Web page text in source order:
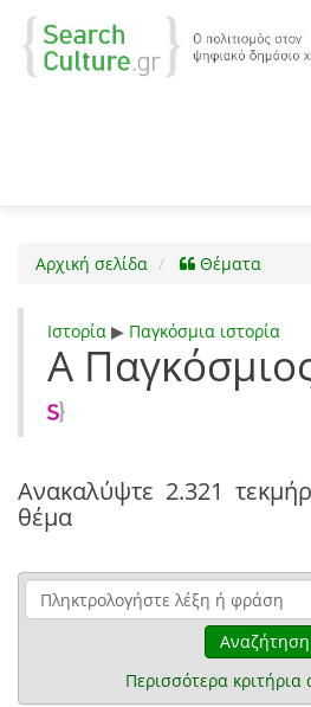
Αρχική σελίδα Θέματα
Ιστορία ▶ Παγκόσμια ιστορία
Α
Ανακαλύψτε 2.321
θέμα
Αναζήτηση
Περισσότερα